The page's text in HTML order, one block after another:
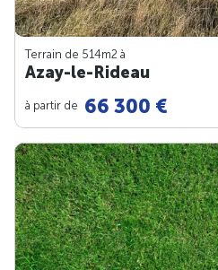
Terrain de 514m2 à
Azay-le-Rideau
à partir de 66 300 €